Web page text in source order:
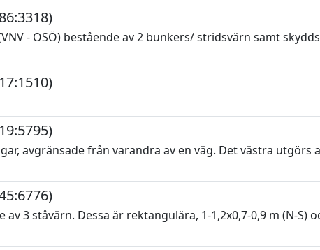
- ÖSÖ) bestående av 2 bunkers/ stridsvärn samt
avgränsade från varandra av en väg. Det västra utgörs
3 ståvärn. Dessa är rektangulära, 1-1,2x0,7-0,9 m (N-S)